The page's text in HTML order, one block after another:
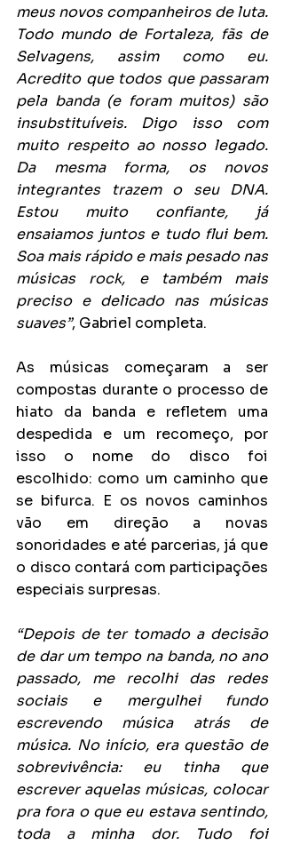
meus novos companheiros de luta.
Todo mundo de Fortaleza, fãs de
Selvagens, assim como eu.
Acredito que todos que passaram
pela banda (e foram muitos) são
insubstituíveis. Digo isso com
muito respeito ao nosso legado.
Da mesma forma, os novos
integrantes trazem o seu DNA.
Estou muito confiante, já
ensaiamos juntos e tudo flui bem.
Soa mais rápido e mais pesado nas
músicas rock, e também mais
preciso e delicado nas músicas
suaves”, Gabriel completa.
As músicas começaram a ser
compostas durante o processo de
hiato da banda e refletem uma
despedida e um recomeço, por
isso o nome do disco foi
escolhido: como um caminho que
se bifurca. E os novos caminhos
vão em direção a novas
sonoridades e até parcerias, já que
o disco contará com participações
especiais surpresas.
“Depois de ter tomado a decisão
de dar um tempo na banda, no ano
passado, me recolhi das redes
sociais e mergulhei fundo
escrevendo música atrás de
música. No início, era questão de
sobrevivência: eu tinha que
escrever aquelas músicas, colocar
pra fora o que eu estava sentindo,
toda a minha dor. Tudo foi